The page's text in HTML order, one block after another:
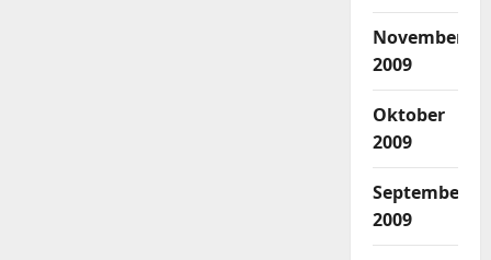
November
2009
Oktober
2009
September
2009